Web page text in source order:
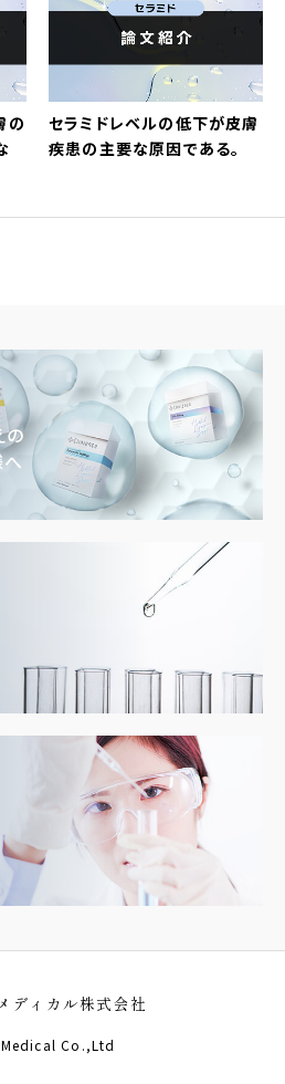
の
セラミドレベルの低下が皮膚
疾患の主要な原因である。
の
ディカル株式会社
Co.,Ltd